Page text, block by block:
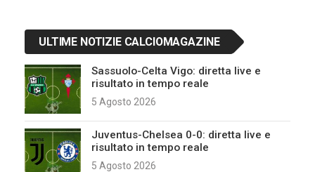
ULTIME NOTIZIE CALCIOMAGAZINE
Sassuolo-Celta Vigo: diretta live e
risultato in tempo reale
5 Agosto 2026
Juventus-Chelsea 0-0: diretta live e
risultato in tempo reale
5 Agosto 2026